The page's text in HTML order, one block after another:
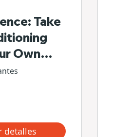
Take
Own
detalles